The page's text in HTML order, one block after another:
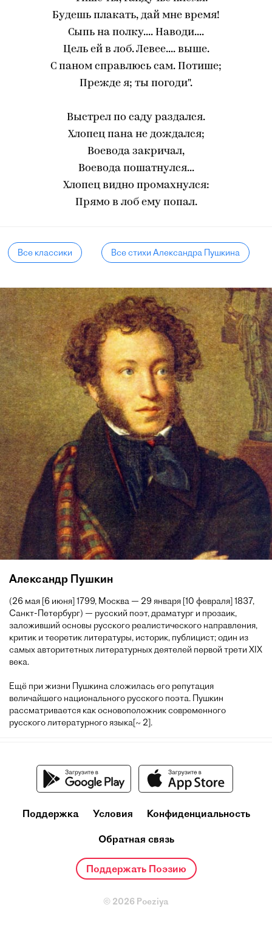
Будешь плакать, дай мне время!
Сыпь на полку.... Наводи....
Цель ей в лоб. Левее.... выше.
С паном справлюсь сам. Потише;
Прежде я; ты погоди".
Выстрел по саду раздался.
Хлопец пана не дождался;
Воевода закричал,
Воевода пошатнулся...
Хлопец видно промахнулся:
Прямо в лоб ему попал.
Все классики Все стихи Александра Пушкина
Александр Пушкин
(26 мая [6 июня] 1799, Москва — 29 января [10 февраля] 1837,
Санкт-Петербург) — русский поэт, драматург и прозаик,
заложивший основы русского реалистического направления,
критик и теоретик литературы, историк, публицист; один из
самых авторитетных литературных деятелей первой трети XIX
века.
Ещё при жизни Пушкина сложилась его репутация
величайшего национального русского поэта. Пушкин
рассматривается как основоположник современного
русского литературного языка[~ 2].
Поддержка Условия Конфиденциальность
Обратная связь
Поддержать Поэзию
© 2026 Poeziya